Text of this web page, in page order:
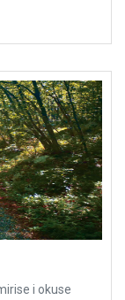
i okuse